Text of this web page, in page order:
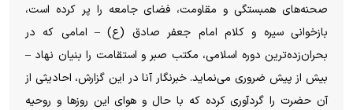
صحنه‌های همبستگی و مقاومت، فضای جامعه را پر کرده است،
بازخوانی سیره و کلام امام جعفر صادق (ع) – امامی که در
بحران‌زده‌ترین دوره اسلامی، مکتب صبر و استقامت را بنیان نهاد –
بیش از پیش ضروری می‌نماید. خبرنگار آنا در این گزارش، احادیثی از
آن حضرت را گردآوری کرده که با حال و هوای این روزها و روحیه